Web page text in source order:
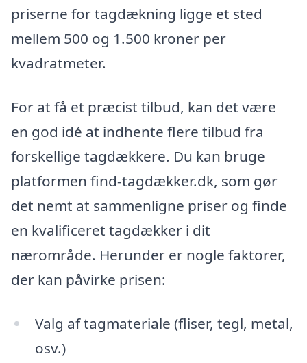
priserne for tagdækning ligge et sted
mellem 500 og 1.500 kroner per
kvadratmeter.
For at få et præcist tilbud, kan det være
en god idé at indhente flere tilbud fra
forskellige tagdækkere. Du kan bruge
platformen find-tagdækker.dk, som gør
det nemt at sammenligne priser og finde
en kvalificeret tagdækker i dit
nærområde. Herunder er nogle faktorer,
der kan påvirke prisen:
Valg af tagmateriale (fliser, tegl, metal,
osv.)